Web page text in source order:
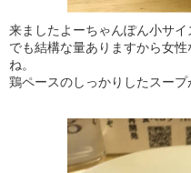
来ましたよーちゃんぽん小サイ
でも結構な量ありますから女
ね。
鶏ペースのしっかりしたスープ